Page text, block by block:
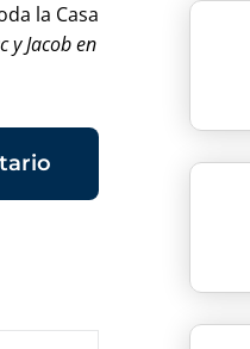
la Casa
y Jacob en